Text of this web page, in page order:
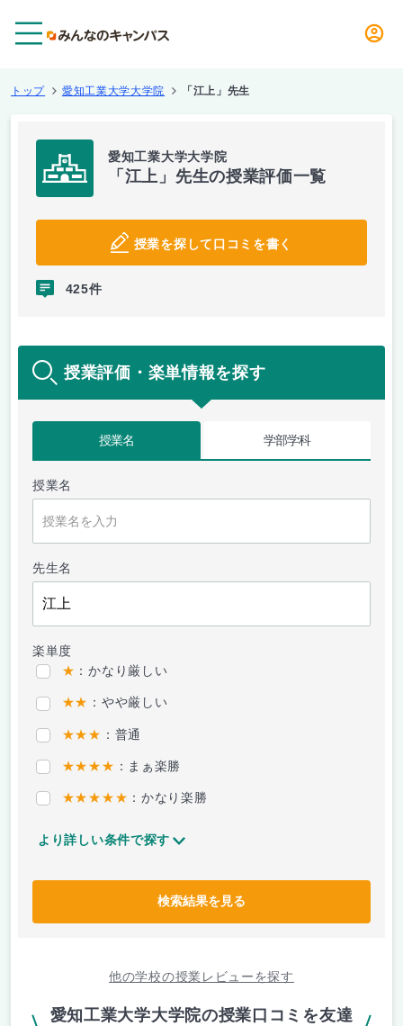
トップ 愛知工業大学大学院 「江上」先生
愛知工業大学大学院
「江上」先生の授業評価一覧
授業を探して口コミを書く
425件
授業評価・楽単情報を探す
授業名 学部学科
授業名
先生名
楽単度
★ ：かなり厳しい
★★ ：やや厳しい
★★★ ：普通
★★★★ ：まぁ楽勝
★★★★★ ：かなり楽勝
より詳しい条件で探す
検索結果を見る
他の学校の授業レビューを探す
愛知工業大学大学院の授業口コミを友達